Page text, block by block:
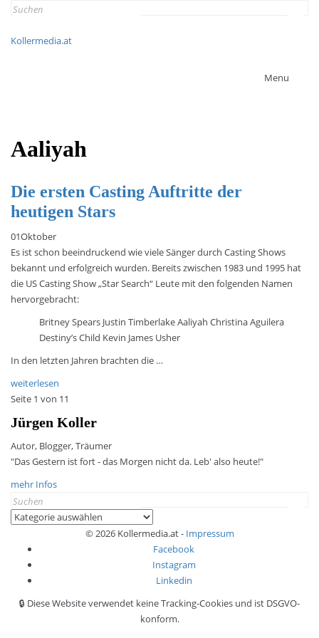
Search
Kollermedia.at
Menu
Aaliyah
Die ersten Casting Auftritte der
heutigen Stars
01Oktober
Es ist schon beeindruckend wie viele Sänger durch Casting Shows
bekannt und erfolgreich wurden. Bereits zwischen 1983 und 1995 hat
die US Casting Show „Star Search“ Leute mit den folgenden Namen
hervorgebracht:
Britney Spears Justin Timberlake Aaliyah Christina Aguilera
Destiny’s Child Kevin James Usher
In den letzten Jahren brachten die …
weiterlesen
Seite 1 von 11
Jürgen Koller
Autor, Blogger, Träumer
"Das Gestern ist fort - das Morgen nicht da. Leb' also heute!"
mehr Infos
Search
for:
Kategorien
© 2026 Kollermedia.at - Impressum
Facebook
Instagram
Linkedin
🔒 Diese Website verwendet keine Tracking-Cookies und ist DSGVO-
konform.